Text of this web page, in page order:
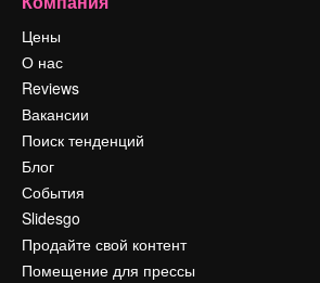
Цены
О нас
Reviews
Вакансии
Поиск тенденций
Блог
События
Slidesgo
Продайте свой контент
Помещение для прессы